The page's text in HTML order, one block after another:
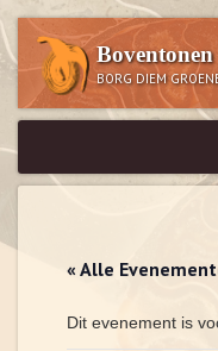
Boventonen
BORG DIEM
« Alle
Dit evenement is